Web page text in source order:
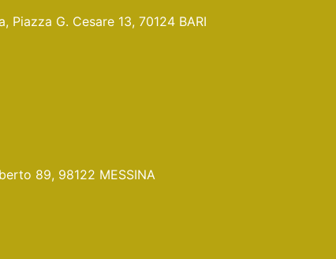
Piazza G. Cesare 13, 70124 BARI
89, 98122 MESSINA